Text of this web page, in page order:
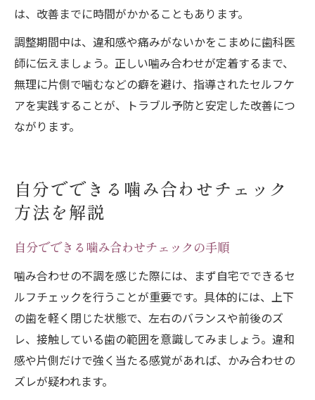
は、改善までに時間がかかることもあります。
調整期間中は、違和感や痛みがないかをこまめに歯科医
師に伝えましょう。正しい噛み合わせが定着するまで、
無理に片側で噛むなどの癖を避け、指導されたセルフケ
アを実践することが、トラブル予防と安定した改善につ
ながります。
自分でできる噛み合わせチェック
方法を解説
自分でできる噛み合わせチェックの手順
噛み合わせの不調を感じた際には、まず自宅でできるセ
ルフチェックを行うことが重要です。具体的には、上下
の歯を軽く閉じた状態で、左右のバランスや前後のズ
レ、接触している歯の範囲を意識してみましょう。違和
感や片側だけで強く当たる感覚があれば、かみ合わせの
ズレが疑われます。